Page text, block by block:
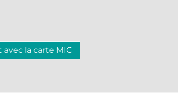
avec la carte MIC